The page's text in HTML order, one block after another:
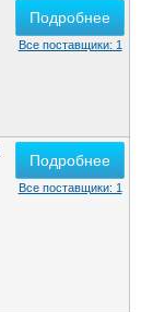
Подробнее
Все поставщики: 1
Подробнее
Все поставщики: 1